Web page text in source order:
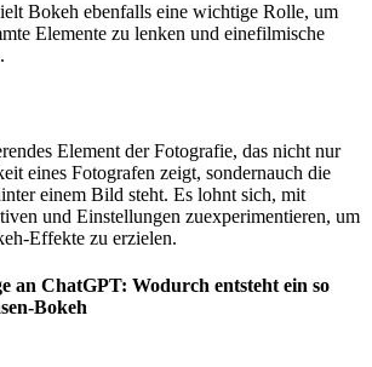
Bokeh ebenfalls eine wichtige Rolle, um
Elemente zu lenken und einefilmische
Element der Fotografie, das nicht nur
eines Fotografen zeigt, sondernauch die
einem Bild steht. Es lohnt sich, mit
und Einstellungen zuexperimentieren, um
Effekte zu erzielen.
an ChatGPT: Wodurch entsteht ein so
Bokeh